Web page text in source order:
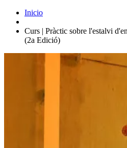
Inicio
Curs | Pràctic sobre l'estalvi
(2a Edició)